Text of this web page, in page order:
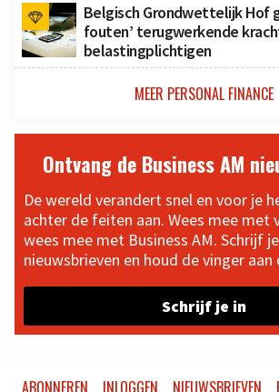
Belgisch Grondwettelijk Hof
fouten’ terugwerkende
belastingplichtigen
MEER PERSONAL FINANCE
Ontvang de Business AM
De wereld verandert snel en voor je
achter de feiten aan. Wees mee met
wees mee met Business AM. Schrijf
nieuwsbrieven en houd de vinger aan
Schrijf je in
ABONNEREN INLOGGEN NIEUWSBRIEVEN